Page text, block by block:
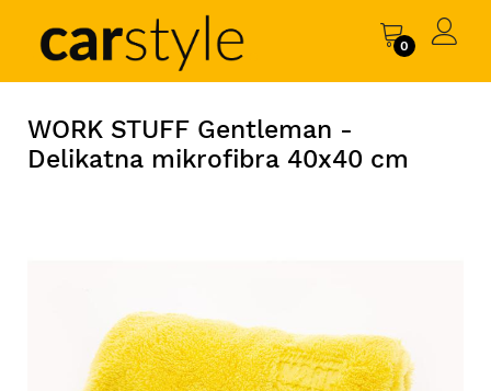
0
WORK STUFF Gentleman -
Delikatna mikrofibra 40x40 cm